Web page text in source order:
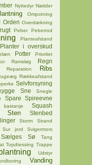
Nyttedyr Nødder
Ompotning
Orden Overdækning
Peber
Peberrod
Planteafstand
Planter i overskud
Potter
Prioritet
Ramsløg
Regn
Reparation Ribs
Rækkeafstand
Selvforsyning
Sne
Snegle
Spare
Spireevne
Squash
Sten Stenbed
Storm
Strand
Sur jord
Svigermors
Sælges Sø Tang
Topdtessing Trappe
Udstyr
Vanding